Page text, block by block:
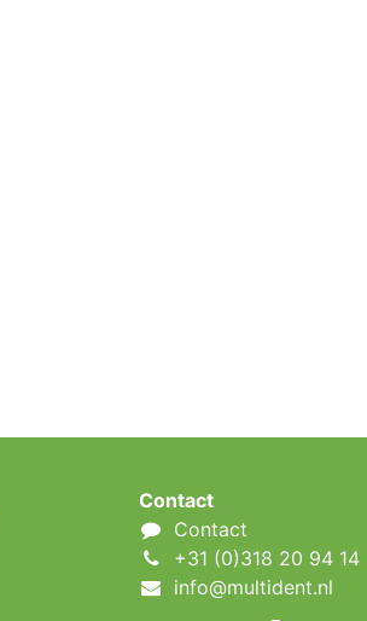
Contact
Contact
+31 (0)318 20 94 14
info@multident.nl